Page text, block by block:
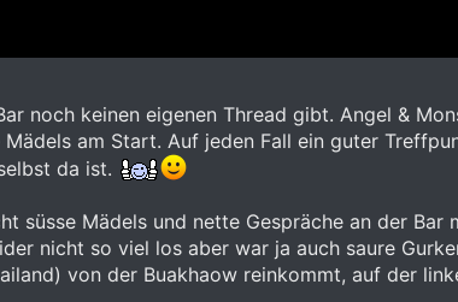
noch keinen eigenen Thread gibt. Angel &
am Start. Auf jeden Fall ein guter
da ist.
süsse Mädels und nette Gespräche an der
nicht so viel los aber war ja auch saure
von der Buakhaow reinkommt, auf der